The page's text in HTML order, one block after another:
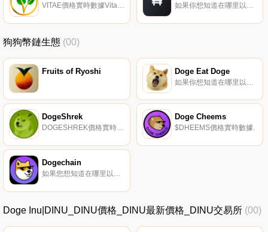
VITAE價格實時數據VitaeToken由瑞士的一個團隊于2018年推出,是PivX的一個分支。它利用主節點/超級節點網絡進行去中心化治理和增加交易隱私。其座右銘是促進全球繁榮. 如果你想知道在哪里以當前價格購買Hashflow,目前交易{Hashflow]股票的頂級加密貨幣交易所是Binance、Deepcoin、Bitrue、CoinW和ByHFTt。您可以在我們的加密貨幣交易所頁面上找到其他列表.
狗狗幣鏈生態 (00)
Fruits of Ryoshi Doge Eat Doge
DogeShrek
DOGESHREK價格實時數據.
Doge Cheems
$DHEEMS價格實時數據.
Dogechain
如果您想知道在哪里以當前價格購買Dogechain,目前交易｛DCnname｝股票的頂級加密貨幣交易所是DigiFinex、LBank、BitMart、KuCoin和Gate.io。您可以在我們的加密貨幣交易所頁面上找到其他交易所.
Doge Inu|DINU_DINU價格_DINU最新價格_DINU交易所 (00)